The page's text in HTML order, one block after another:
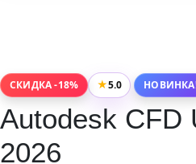
СКИДКА -18% ★5.0
Autodesk CFD
2026